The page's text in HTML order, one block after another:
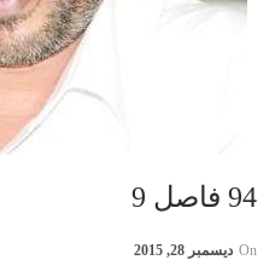
94 فاصل 9
On ديسمبر 28, 2015